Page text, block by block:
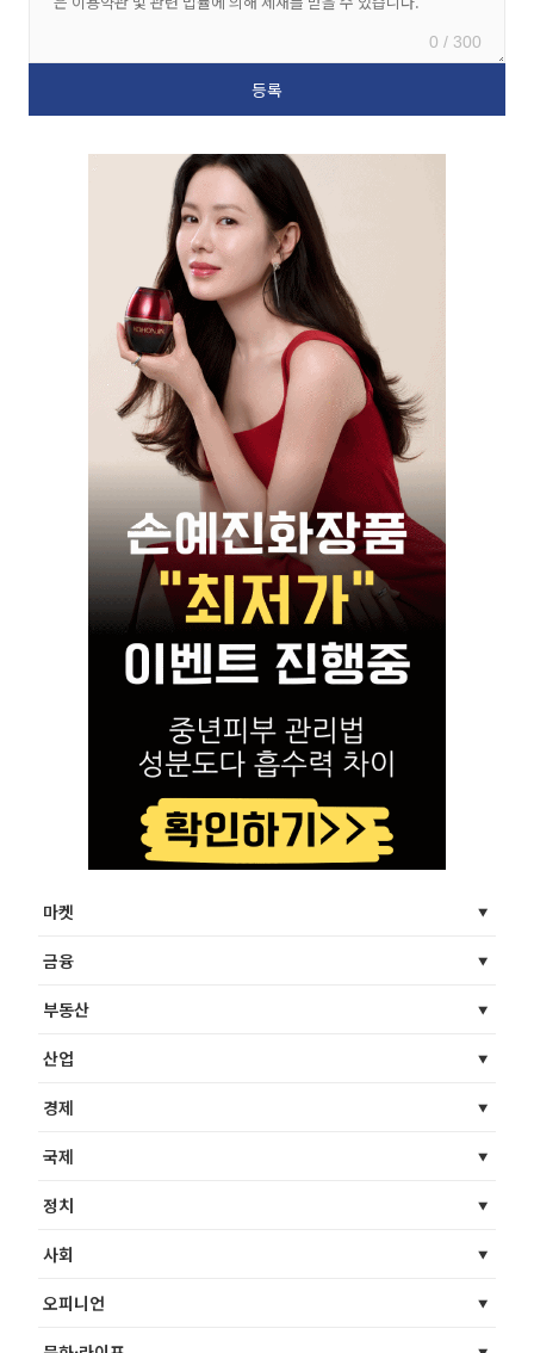
0 / 300
마켓
금융
부동산
산업
경제
국제
정치
사회
오피니언